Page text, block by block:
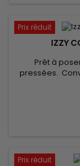
Prix réduit
IZZY
Prêt à
pressées.
l'enfiler
!
Prix réduit